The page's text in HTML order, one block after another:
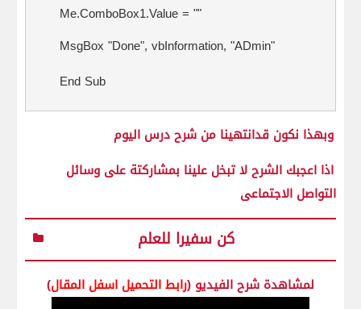
Me.ComboBox1.Value = ""
MsgBox "Done", vbInformation, "ADmin"
End Sub
وبهذا نكون قدانتهينا من شرح درس اليوم
اذا اعجبك الشرح لا تبخل علينا بمشاركتة على وسائل
التواصل الاجتماعى
كن سفيرا للعلم
لمشاهدة شرح الفيديو (رابط التحميل اسفل المقال)